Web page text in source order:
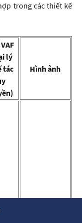
trong các thiết kế
lý
tác
Hình ảnh